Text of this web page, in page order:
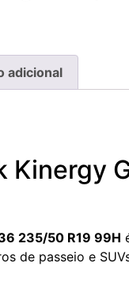
adicional
Kinergy
235/50 R19 99H
de passeio e